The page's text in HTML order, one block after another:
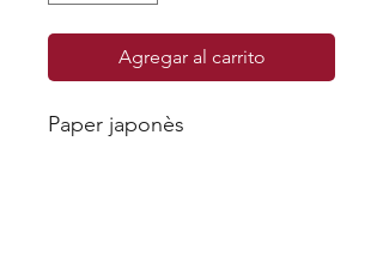
Agregar al carrito
Paper japonès